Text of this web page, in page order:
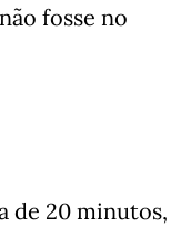
fosse no
de 20 minutos,